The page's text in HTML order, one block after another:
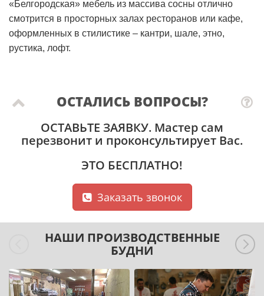
«Белгородская» мебель из массива сосны отлично
смотрится в просторных залах ресторанов или кафе,
оформленных в стилистике – кантри, шале, этно,
рустика, лофт.
ОСТАЛИСЬ ВОПРОСЫ?
ОСТАВЬТЕ ЗАЯВКУ. Мастер сам
перезвонит и проконсультирует Вас.
ЭТО БЕСПЛАТНО!
Заказать звонок
НАШИ ПРОИЗВОДСТВЕННЫЕ
БУДНИ